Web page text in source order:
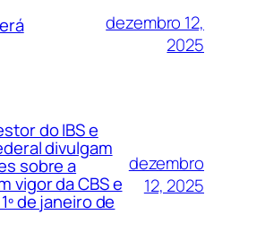
dezembro 12,
2025
do IBS e
divulgam
sobre a
vigor da CBS e
de janeiro de
dezembro
12, 2025